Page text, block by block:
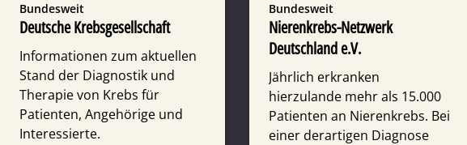
Bundesweit
Deutsche Krebsgesellschaft
Informationen zum aktuellen
Stand der Diagnostik und
Therapie von Krebs für
Patienten, Angehörige und
Interessierte.
Bundesweit
Nierenkrebs-Netzwerk
Deutschland e.V.
Jährlich erkranken
hierzulande mehr als 15.000
Patienten an Nierenkrebs. Bei
einer derartigen Diagnose